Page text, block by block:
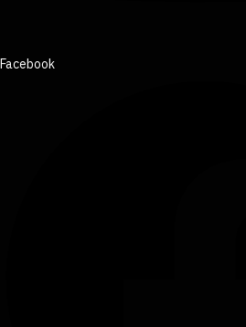
Facebook